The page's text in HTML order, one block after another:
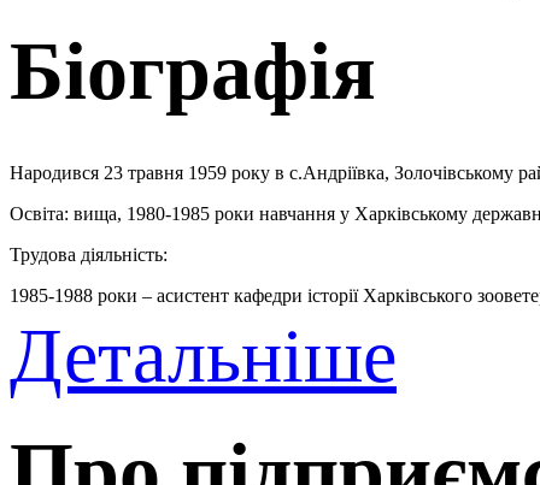
Біографія
Народився 23 травня 1959 року в с.Андріївка, Золочівському
Освіта: вища, 1980-1985 роки навчання у Харківському
Трудова діяльність:
1985-1988 роки – асистент кафедри історії Харківського
1990-1991 роки – столяр кооперативу «Будівельник»
1990-1995 роки – депутат Харківської обласної ради
2000-2007 роки – приватний підприємець
Детальніше